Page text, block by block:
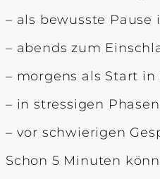
– als bewusste Pause
– abends zum
– morgens als Start in
– in stressigen
– vor schwierigen
Schon 5 Minuten